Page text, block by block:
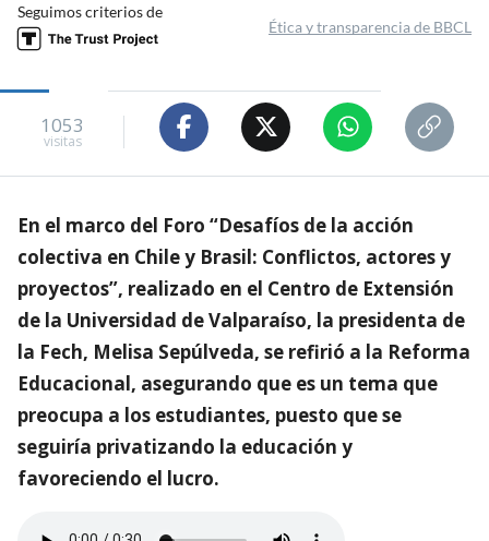
Seguimos criterios de
Ética y transparencia de BBCL
1053
visitas
En el marco del Foro “Desafíos de la acción
colectiva en Chile y Brasil: Conflictos, actores y
proyectos”, realizado en el Centro de Extensión
de la Universidad de Valparaíso, la presidenta de
la Fech, Melisa Sepúlveda, se refirió a la Reforma
Educacional, asegurando que es un tema que
preocupa a los estudiantes, puesto que se
seguiría privatizando la educación y
favoreciendo el lucro.